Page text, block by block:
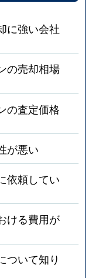
に強い会社
の売却相場
の査定価格
が悪い
依頼してい
ける費用が
ついて知り